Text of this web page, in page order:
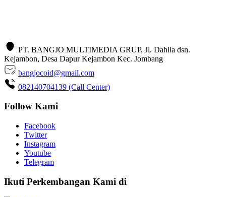
PT. BANGJO MULTIMEDIA GRUP, Jl. Dahlia dsn.
Kejambon, Desa Dapur Kejambon Kec. Jombang
bangjocoid@gmail.com
082140704139 (Call Center)
Follow Kami
Facebook
Twitter
Instagram
Youtube
Telegram
Ikuti Perkembangan Kami di